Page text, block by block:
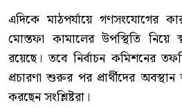
এদিকে মাঠপর্যায়ে গণসংযোগের
মোস্তফা কামালের উপস্থিতি নিয়ে
রয়েছে। তবে নির্বাচন কমিশনের
প্রচারণা শুরুর পর প্রার্থীদের
করছেন সংশ্লিষ্টরা।